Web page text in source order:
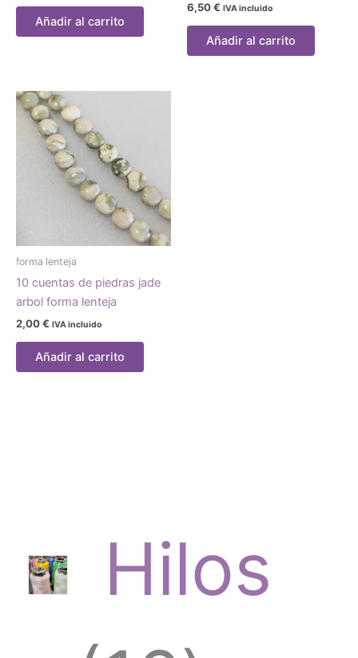
Hilos
Añadir al carrito
6,50€ IVA incluido
Añadir al carrito
forma lenteja
10 cuentas de piedras jade
arbol forma lenteja
2,00€ IVA incluido
Añadir al carrito